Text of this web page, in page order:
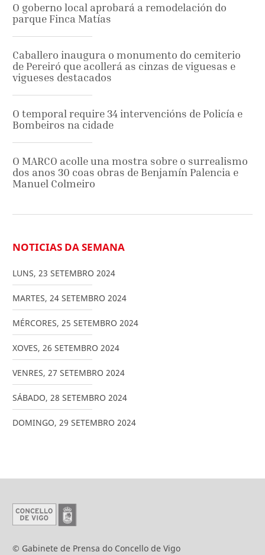
O goberno local aprobará a remodelación do
parque Finca Matías
Caballero inaugura o monumento do cemiterio
de Pereiró que acollerá as cinzas de viguesas e
vigueses destacados
O temporal require 34 intervencións de Policía e
Bombeiros na cidade
O MARCO acolle una mostra sobre o surrealismo
dos anos 30 coas obras de Benjamín Palencia e
Manuel Colmeiro
NOTICIAS DA SEMANA
LUNS, 23 SETEMBRO 2024
MARTES, 24 SETEMBRO 2024
MÉRCORES, 25 SETEMBRO 2024
XOVES, 26 SETEMBRO 2024
VENRES, 27 SETEMBRO 2024
SÁBADO, 28 SETEMBRO 2024
DOMINGO, 29 SETEMBRO 2024
© Gabinete de Prensa do Concello de Vigo